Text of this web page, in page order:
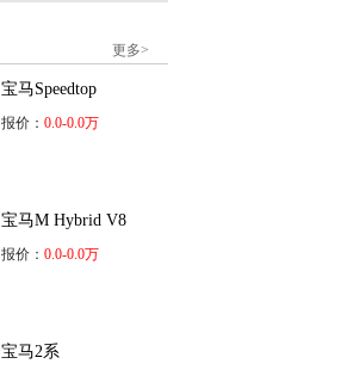
更多>
宝马Speedtop
报价： 0.0-0.0万
宝马M Hybrid V8
报价： 0.0-0.0万
宝马2系